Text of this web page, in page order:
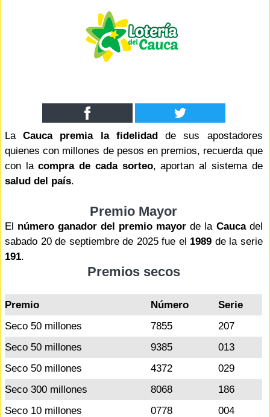
LaCauca premia la fidelidadde sus apostadores
quienes con millones de pesos en premios, recuerda que
con lacompra de cada sorteo, aportan al sistema de
salud del país.
Premio Mayor
El número ganador del premio mayor de la Caucadel
sabado 20 de septiembre de 2025 fue el 1989 de la serie
191.
Premios secos
Premio Número
Serie
Seco 50 millones
7855
207
Seco 50 millones
9385
013
Seco 50 millones
4372
029
Seco 300 millones
8068
186
Seco 10 millones
0778
004